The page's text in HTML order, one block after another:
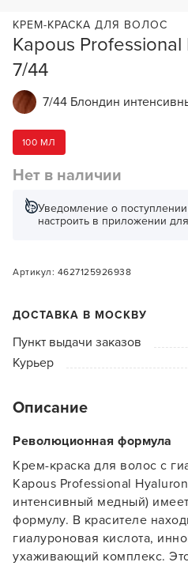
Kapous
7/44
КРЕМ-КРАСКА ДЛЯ ВОЛОС
7/44 Блондин
100 МЛ
Нет в наличии
Уведомление о
настроить в приложении для
Артикул: 4627125926938
ДОСТАВКА В МОСКВУ
Пункт выдачи заказов
Курьер
Описание
Революционная формула
Крем-краска для волос с
Kapous Professional
интенсивный медный)
формулу. В красителе
гиалуроновая кислота,
ухаживающий комплекс.